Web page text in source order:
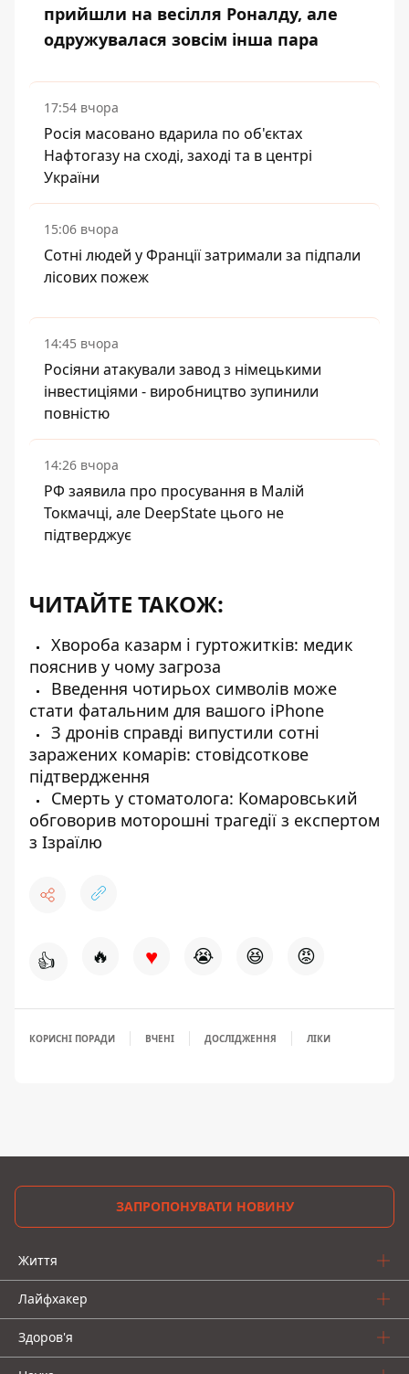
прийшли на весілля Роналду, але
одружувалася зовсім інша пара
17:54 вчора
Росія масовано вдарила по об'єктах
Нафтогазу на сході, заході та в центрі
України
15:06 вчора
Сотні людей у Франції затримали за підпали
лісових пожеж
14:45 вчора
Росіяни атакували завод з німецькими
інвестиціями - виробництво зупинили
повністю
14:26 вчора
РФ заявила про просування в Малій
Токмачці, але DeepState цього не
підтверджує
ЧИТАЙТЕ ТАКОЖ:
Хвороба казарм і гуртожитків: медик
пояснив у чому загроза
Введення чотирьох символів може
стати фатальним для вашого iPhone
З дронів справді випустили сотні
заражених комарів: стовідсоткове
підтвердження
Смерть у стоматолога: Комаровський
обговорив моторошні трагедії з експертом
з Ізраїлю
👍 🔥 ♥ 😭 😆 😡
КОРИСНІ ПОРАДИ ВЧЕНІ ДОСЛІДЖЕННЯ ЛІКИ
ЗАПРОПОНУВАТИ НОВИНУ
Життя
Лайфхакер
Здоров'я